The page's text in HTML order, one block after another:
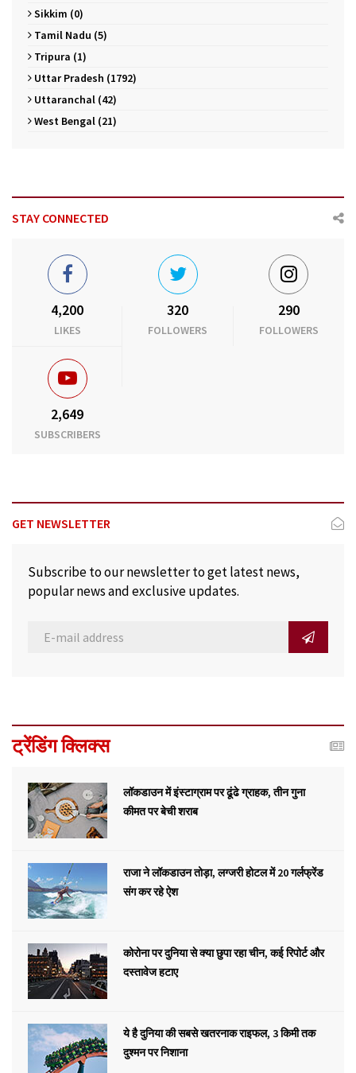
Sikkim (0)
Tamil Nadu (5)
Tripura (1)
Uttar Pradesh (1792)
Uttaranchal (42)
West Bengal (21)
STAY CONNECTED
4,200
LIKES
320
FOLLOWERS
290
FOLLOWERS
2,649
SUBSCRIBERS
GET NEWSLETTER
Subscribe to our newsletter to get latest news,
popular news and exclusive updates.
ट्रेंडिंग क्लिक्स
लॉकडाउन में इंस्टाग्राम पर ढूंढे ग्राहक, तीन गुना
कीमत पर बेची शराब
राजा ने लॉकडाउन तोड़ा, लग्जरी होटल में 20 गर्लफ्रेंड
संग कर रहे ऐश
कोरोना पर दुनिया से क्या छुपा रहा चीन, कई रिपोर्ट और
दस्तावेज हटाए
ये है दुनिया की सबसे खतरनाक राइफल, 3 किमी तक
दुश्मन पर निशाना